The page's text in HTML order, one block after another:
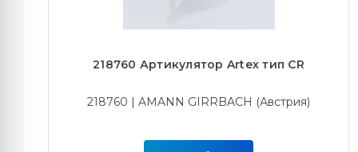
218760 Артикулятор Artex тип CR
218760 | AMANN GIRRBACH (Австрия)